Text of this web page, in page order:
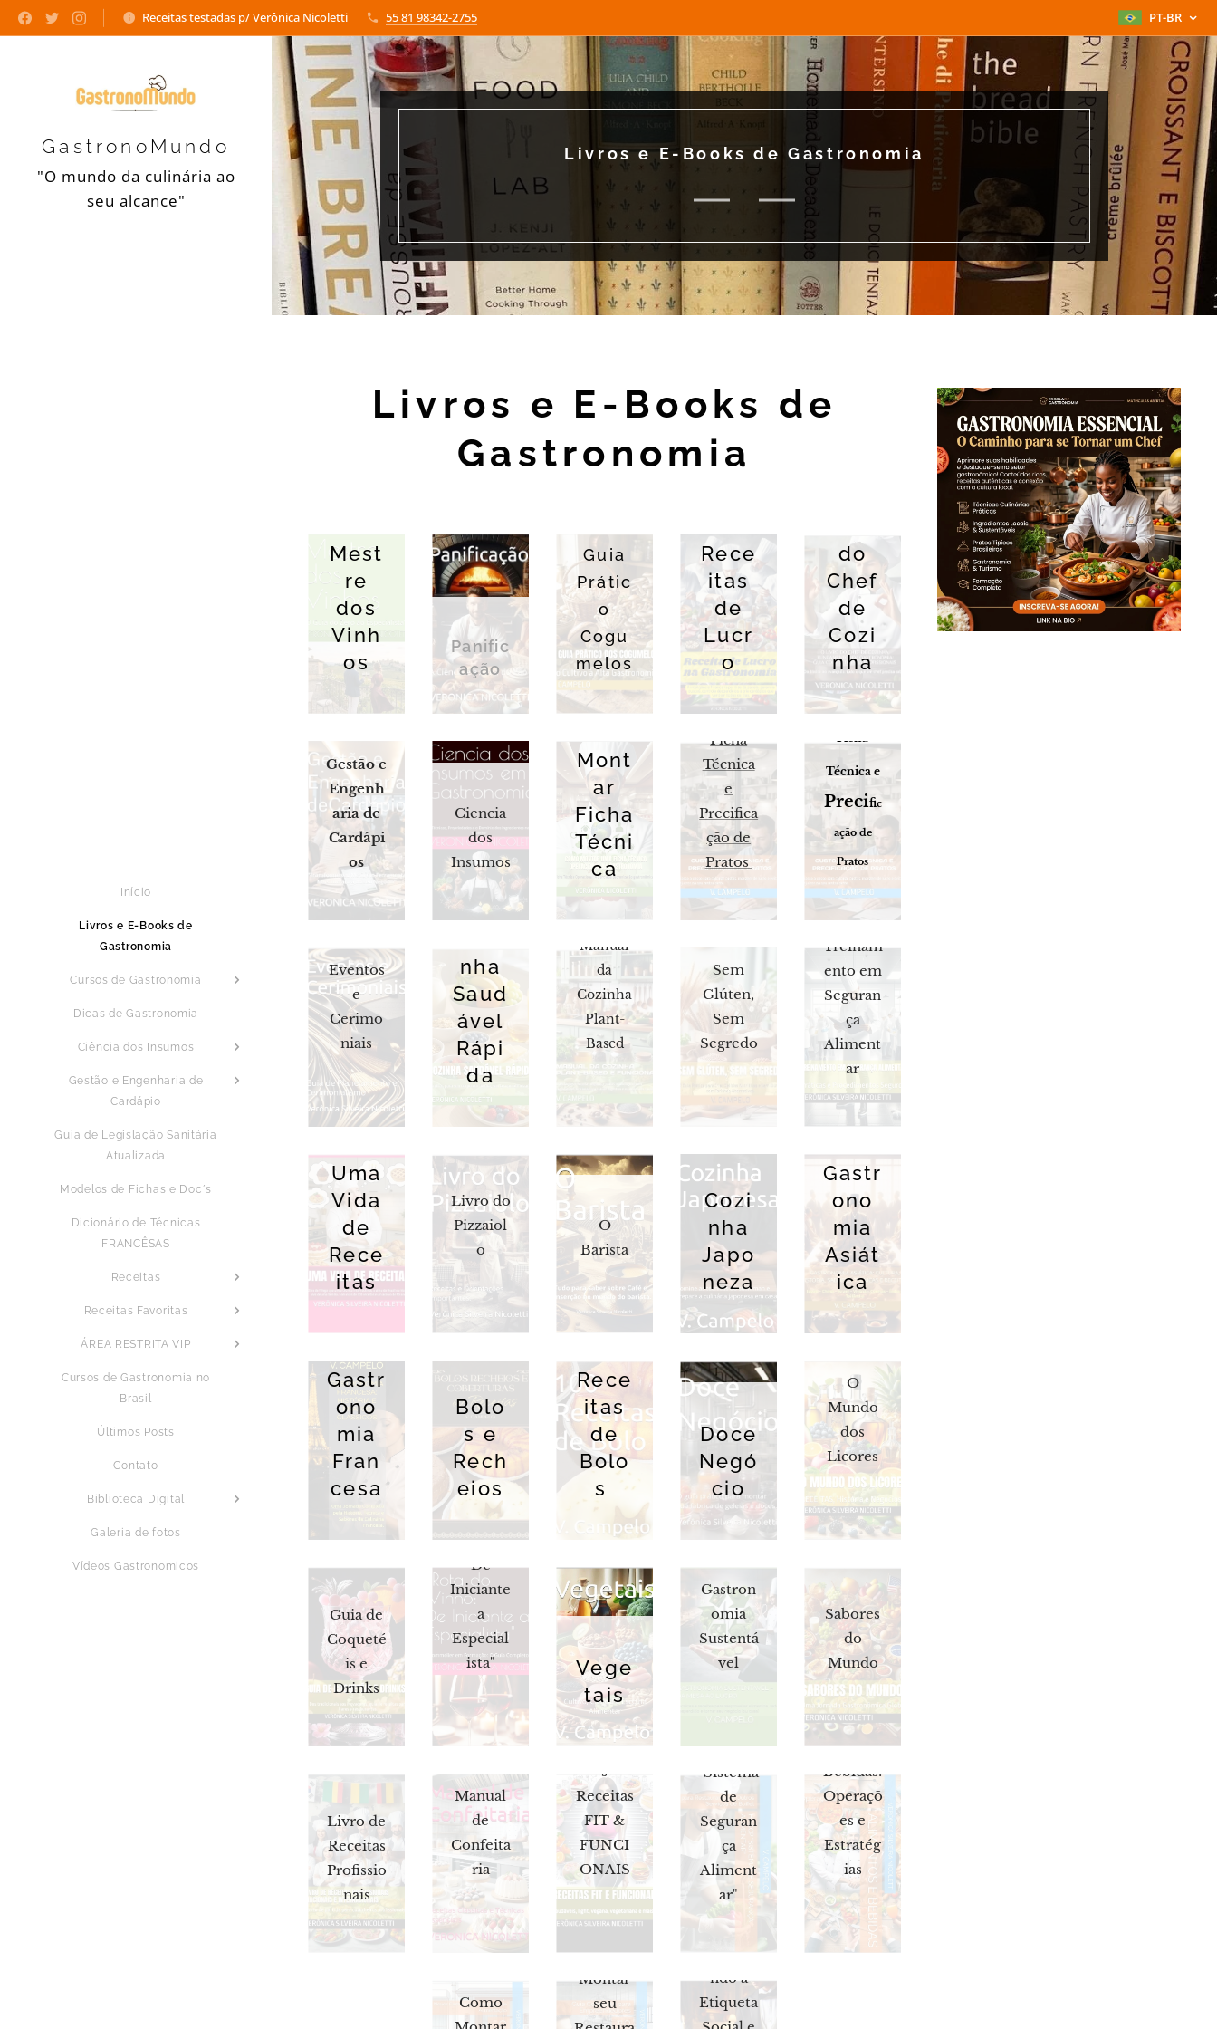
Receitas testadas p/ Verônica Nicoletti 55 81 98342-2755 PT-BR
GastronoMundo
"O mundo da culinária ao
seu alcance"
Início
Livros e E-Books de
Gastronomia
Cursos de Gastronomia
Dicas de Gastronomia
Ciência dos Insumos
Gestão e Engenharia de
Cardápio
Guia de Legislação Sanitária
Atualizada
Modelos de Fichas e Doc´s
Dicionário de Técnicas
FRANCÊSAS
Receitas
Receitas Favoritas
ÁREA RESTRITA VIP
Cursos de Gastronomia no
Brasil
Últimos Posts
Contato
Biblioteca Digital
Galeria de fotos
Vídeos Gastronomicos
Livros e E-Books de Gastronomia
Livros e E-Books de
Gastronomia
Mest
re
dos
Vinh
os
Panific
ação
Guia
Prátic
o
Cogu
melos
Rece
itas
de
Lucr
o
do
Chef
de
Cozi
nha
Gestão e
Engenh
aria de
Cardápi
os
Ciencia
dos
Insumos
Com
Mont
ar
Ficha
Técni
ca
Custo,
Ficha
Técnica
e
Precifica
ção de
Pratos
Custo,
Ficha
Técnica e
Precific
ação de
Pratos
Eventos
e
Cerimo
niais
nha
Saud
ável
Rápi
da
Manual
da
Cozinha
Plant-
Based
Sem
Glúten,
Sem
Segredo
Treinam
ento em
Seguran
ça
Aliment
ar
Uma
Vida
de
Rece
itas
Livro do
Pizzaiol
o
O
Barista
Cozi
nha
Japo
neza
Gastr
ono
mia
Asiát
ica
Gastr
ono
mia
Fran
cesa
Bolo
s e
Rech
eios
Rece
itas
de
Bolo
s
Doce
Negó
cio
O
Mundo
dos
Licores
Guia de
Coqueté
is e
Drinks
"Rota do
Vinho:
De
Iniciante
a
Especial
ista"
Vege
tais
Gastron
omia
Sustentá
vel
Sabores
do
Mundo
Livro de
Receitas
Profissio
nais
Manual
de
Confeita
ria
Melhore
s
Receitas
FIT &
FUNCI
ONAIS
HACCP
"Sistema
de
Seguran
ça
Aliment
ar"
Aliment
os e
Bebidas:
Operaçõ
es e
Estratég
ias
Como
Como
Montar
seu
Domina
ndo a
Etiqueta